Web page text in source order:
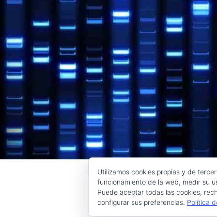
Utilizamos cookies propias y de
funcionamiento de la web, medir su
Puede aceptar todas las cookies,
configurar sus preferencias. Política